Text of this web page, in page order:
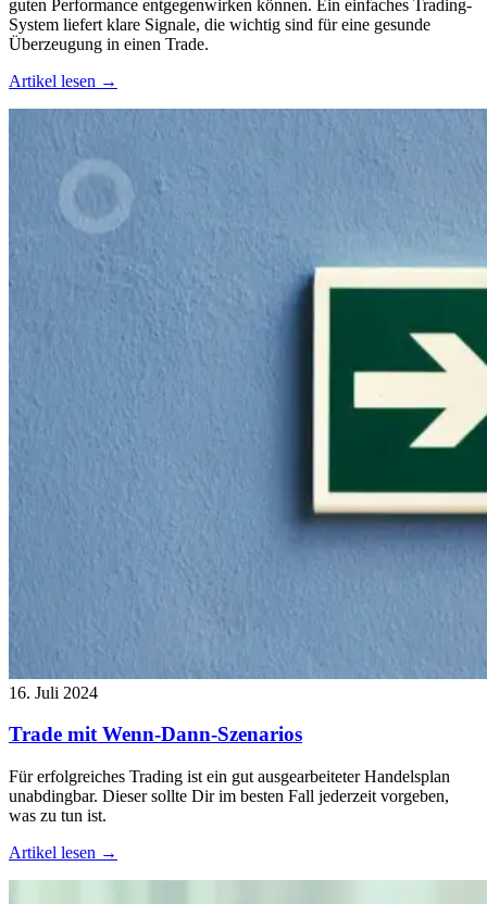
guten Performance entgegenwirken können. Ein einfaches Trading-
System liefert klare Signale, die wichtig sind für eine gesunde
Überzeugung in einen Trade.
Artikel lesen →
16. Juli 2024
Trade mit Wenn-Dann-Szenarios
Für erfolgreiches Trading ist ein gut ausgearbeiteter Handelsplan
unabdingbar. Dieser sollte Dir im besten Fall jederzeit vorgeben,
was zu tun ist.
Artikel lesen →